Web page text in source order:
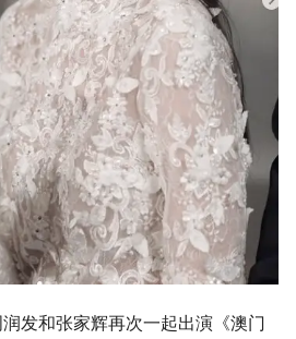
发和张家辉再次一起出演《澳门